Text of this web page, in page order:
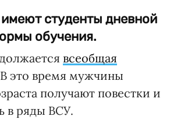
студенты дневной
обучения.
всеобщая
это время мужчины
получают повестки и
в ряды ВСУ.